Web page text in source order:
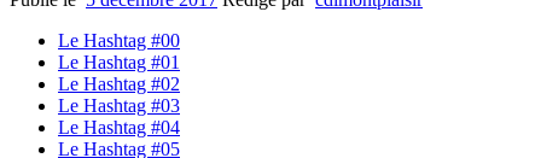
Le Hashtag #00
Le Hashtag #01
Le Hashtag #02
Le Hashtag #03
Le Hashtag #04
Le Hashtag #05